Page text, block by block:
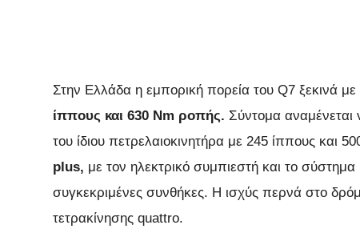
Στην Ελλάδα η εμπορική πορεία του Q7 ξεκινά με
ίππους και 630 Nm ροπής. Σύντομα αναμένεται
του ίδιου πετρελαιοκινητήρα με 245 ίππους και
plus, με τον ηλεκτρικό συμπιεστή και το
συγκεκριμένες συνθήκες. Η ισχύς περνά στο
τετρακίνησης quattro.